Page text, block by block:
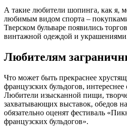
А такие любители шопинга, как я,
любимым видом спорта –
Тверском бульваре появились
винтажной одеждой и
Любителям
Что может быть прекраснее
французских бульдогов,
Любители изысканной пищи,
захватывающих выставок, обедов
обязательно оценят фестиваль
французских бульдогов».